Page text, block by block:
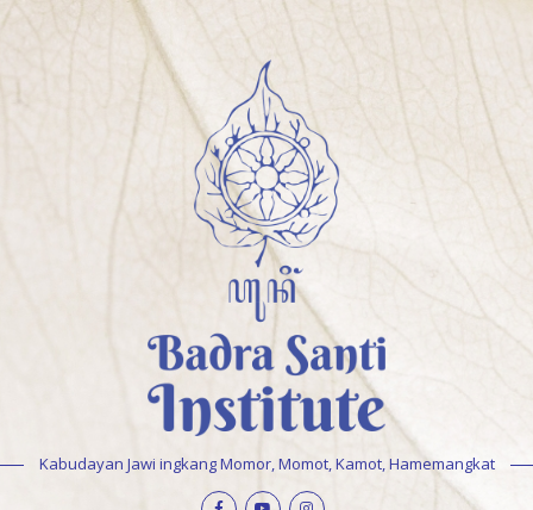
Kabudayan Jawi ingkang Momor, Momot, Kamot, Hamemangkat